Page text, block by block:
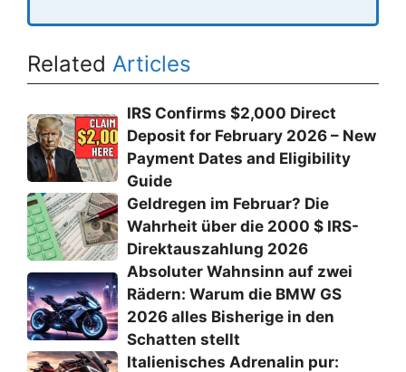
Related Articles
IRS Confirms $2,000 Direct
Deposit for February 2026 – New
Payment Dates and Eligibility
Guide
Geldregen im Februar? Die
Wahrheit über die 2000 $ IRS-
Direktauszahlung 2026
Absoluter Wahnsinn auf zwei
Rädern: Warum die BMW GS
2026 alles Bisherige in den
Schatten stellt
Italienisches Adrenalin pur: